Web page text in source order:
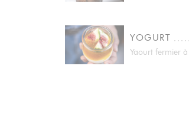
YOGURT
Yaourt fermier